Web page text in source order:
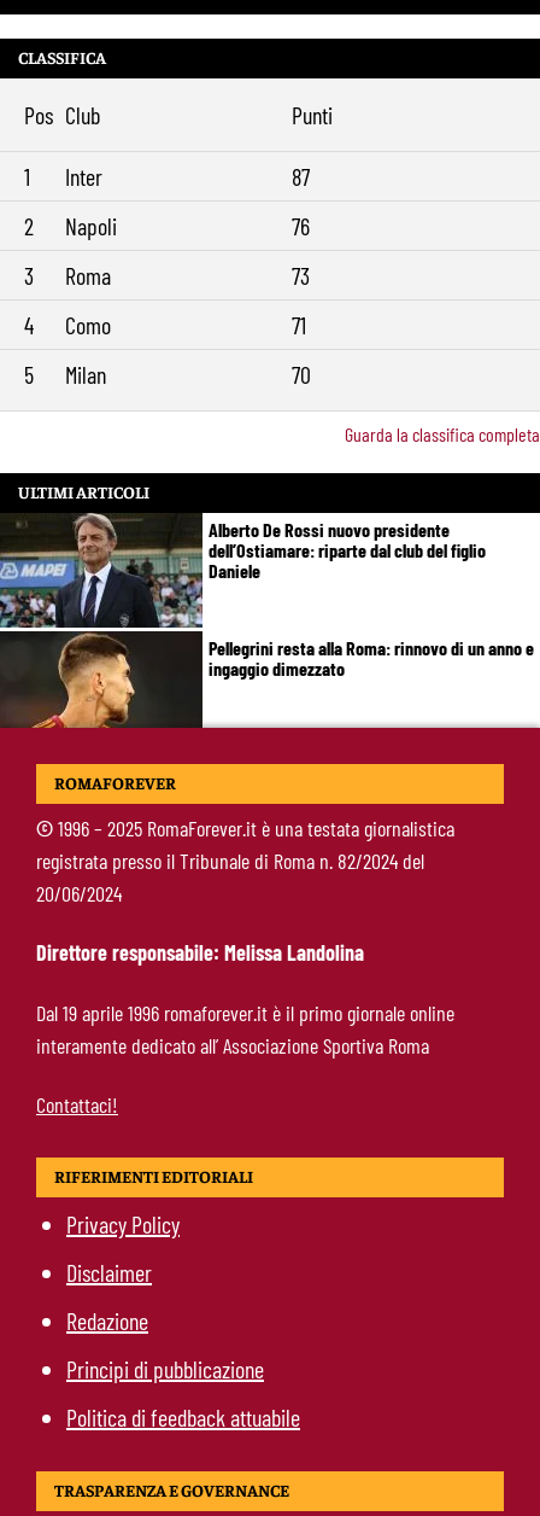
CLASSIFICA
Pos Club Punti
1 Inter
87
2
Napoli
76
3
Roma
73
4
Como
71
5
Milan 70
Guarda la classifica completa
ULTIMI ARTICOLI
Alberto De Rossi nuovo presidente
dell’Ostiamare: riparte dal club del figlio
Daniele
Pellegrini resta alla Roma: rinnovo di un anno e
ingaggio dimezzato
Roma, Luis Enrique non dimentica i
squadra
Roma, Koulierakis svela il retroscena:
“Gasperini decisivo, Manolas mi ha convinto a
scegliere i giallorossi”
ROMAFOREVER
©1996 – 2025 RomaForever.it è una testata giornalistica
registrata presso il Tribunale di Roma n. 82/2024 del
20/06/2024
Direttore responsabile: Melissa Landolina
Dal 19 aprile 1996 romaforever.it è il primo giornale online
interamente dedicato all’ Associazione Sportiva Roma
Contattaci!
RIFERIMENTI EDITORIALI
Privacy Policy
Disclaimer
Redazione
Principi di pubblicazione
Politica di feedback attuabile
TRASPARENZA E GOVERNANCE